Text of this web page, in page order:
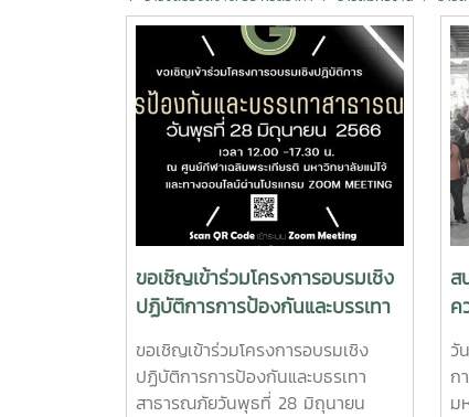
ขอเชิญเข้าร่วมโครงการอบรมเชิง
ปฏิบัติการการป้องกันและบรรเทา
สาธารณะภัย
ขอเชิญเข้าร่วมโครงการอบรมเชิง
ปฏิบัติการการป้องกันและบธรเทา
สาธารณภัยวันพุธที่ 28 มิถุนายน
ส
ค
ก
วั
ก
ม